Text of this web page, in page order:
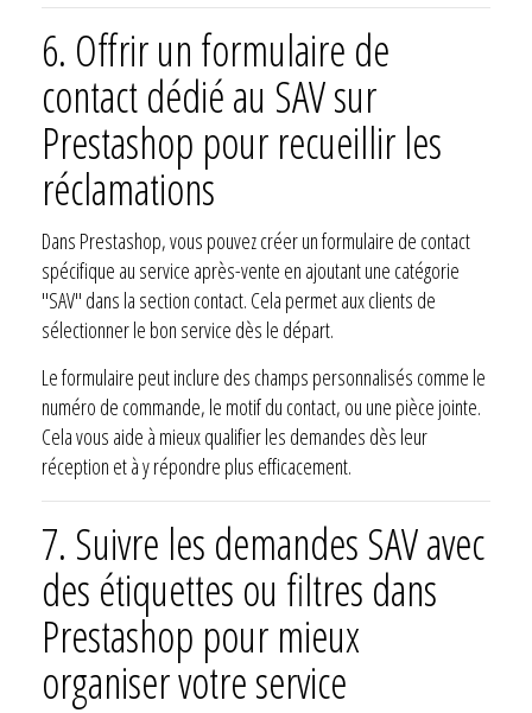
6. Offrir un formulaire de
contact dédié au SAV sur
Prestashop pour recueillir les
réclamations
Dans Prestashop, vous pouvez créer un formulaire de contact
spécifique au service après-vente en ajoutant une catégorie
"SAV" dans la section contact. Cela permet aux clients de
sélectionner le bon service dès le départ.
Le formulaire peut inclure des champs personnalisés comme le
numéro de commande, le motif du contact, ou une pièce jointe.
Cela vous aide à mieux qualifier les demandes dès leur
réception et à y répondre plus efficacement.
7. Suivre les demandes SAV avec
des étiquettes ou filtres dans
Prestashop pour mieux
organiser votre service